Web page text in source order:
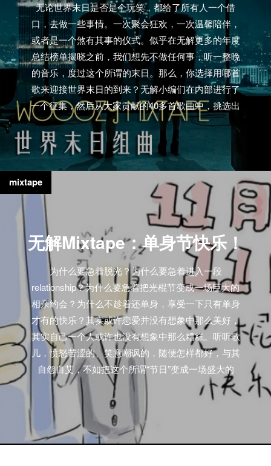
无论世界末日是否是个玩笑，都给了所有人一个借
口，去做一些事情。一次聚会狂欢，一次温馨陪伴，
或者是一个煞有其事的仪式。似乎在无解更多的年度
总结榜单揭晓之前，我们想先不做任何事，听一整晚
的音乐，度过这个所谓的末日。那么，你选择用哪首
歌来迎接世界末日的到来？无解小编们在内部进行了
一个征集，然后从大家贡献的40多首歌曲中，挑选出
了23首。
无解Mixtape：单身节快乐！
为什么要急着脱光？为什么要急着进入一段
relationship？为什么要急着把光棍节变成一场巨大的
相亲约会？为什么不趁着还单身，享受一下只有单身
才有的快乐？其实或许恋爱并没有想象中那么美好，
其实自己一个人或许也没有想象中那么糟糕。听听歌
儿，愤怒苦涩的、笑意嘲讽的，随便怎样都好，与其
自怨自艾，不如把这个所谓“节日”变成一场盛大的
Party吧~
mixtape